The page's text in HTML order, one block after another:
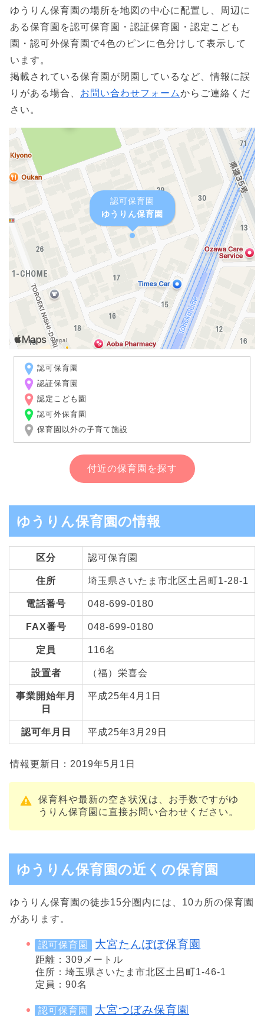
ゆうりん保育園の場所を地図の中心に配置し、周辺に
ある保育園を認可保育園・認証保育園・認定こども
園・認可外保育園で4色のピンに色分けして表示して
います。
掲載されている保育園が閉園しているなど、情報に誤
りがある場合、 お問い合わせフォームからご連絡くだ
さい。
認可保育園
ゆうりん保育園
認可保育園
認証保育園
認定こども園
認可外保育園
保育園以外の子育て施設
付近の保育園を探す
ゆうりん保育園の情報
区分 認可保育園
住所 埼玉県さいたま市北区土呂町1-28-1
電話番号 048-699-0180
FAX番号 048-699-0180
定員 116名
設置者 （福）栄喜会
事業開始年月
日
平成25年4月1日
認可年月日 平成25年3月29日
情報更新日：2019年5月1日
保育料や最新の空き状況は、お手数ですがゆ
うりん保育園に直接お問い合わせください。
ゆうりん保育園の近くの保育園
ゆうりん保育園の徒歩15分圏内には、10カ所の保育園
があります。
認可保育園 大宮たんぽぽ保育園
距離：309メートル
住所：埼玉県さいたま市北区土呂町1-46-1
定員：90名
認可保育園 大宮つぼみ保育園